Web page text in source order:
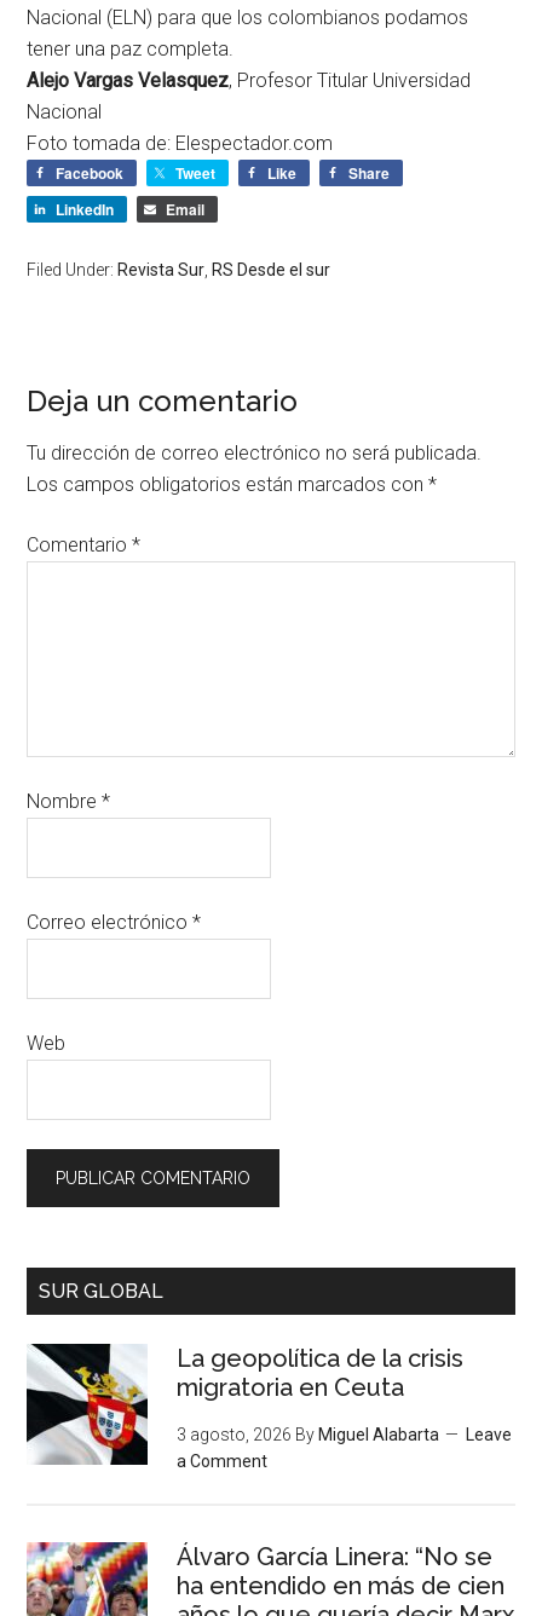
Nacional (ELN) para que los colombianos podamos
tener una paz completa.
Alejo Vargas Velasquez, Profesor Titular Universidad
Nacional
Foto tomada de: Elespectador.com
Facebook Tweet Like
Share
LinkedIn
Email
Filed Under: Revista Sur, RS Desde el sur
Deja un comentario
Tu dirección de correo electrónico no será publicada.
Los campos obligatorios están marcados con*
Comentario*
Nombre*
Correo electrónico*
Web
SUR GLOBAL
La geopolítica de la crisis
migratoria en Ceuta
3 agosto, 2026 By Miguel Alabarta
Leave
a Comment
Álvaro García Linera: “No se
ha entendido en más de cien